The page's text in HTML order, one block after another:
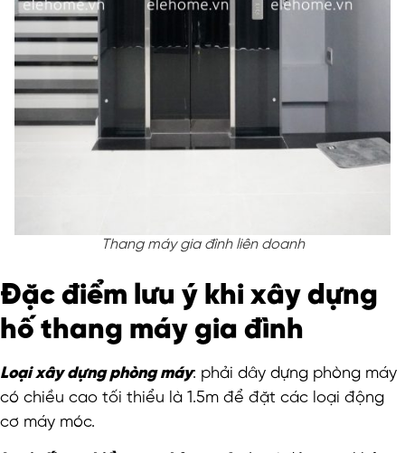
Thang máy gia đình liên doanh
Đặc điểm lưu ý khi xây dựng
hố thang máy gia đình
Loại xây dựng phòng máy: phải dây dựng phòng máy
có chiều cao tối thiểu là 1.5m để đặt các loại động
cơ máy móc.